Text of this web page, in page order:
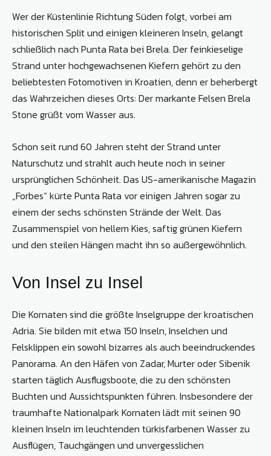
Wer der Küstenlinie Richtung Süden folgt, vorbei am
historischen Split und einigen kleineren Inseln, gelangt
schließlich nach Punta Rata bei Brela. Der feinkieselige
Strand unter hochgewachsenen Kiefern gehört zu den
beliebtesten Fotomotiven in Kroatien, denn er beherbergt
das Wahrzeichen dieses Orts: Der markante Felsen Brela
Stone grüßt vom Wasser aus.
Schon seit rund 60 Jahren steht der Strand unter
Naturschutz und strahlt auch heute noch in seiner
ursprünglichen Schönheit. Das US-amerikanische Magazin
„Forbes“ kürte Punta Rata vor einigen Jahren sogar zu
einem der sechs schönsten Strände der Welt. Das
Zusammenspiel von hellem Kies, saftig grünen Kiefern
und den steilen Hängen macht ihn so außergewöhnlich.
Von Insel zu Insel
Die Kornaten sind die größte Inselgruppe der kroatischen
Adria. Sie bilden mit etwa 150 Inseln, Inselchen und
Felsklippen ein sowohl bizarres als auch beeindruckendes
Panorama. An den Häfen von Zadar, Murter oder Sibenik
starten täglich Ausflugsboote, die zu den schönsten
Buchten und Aussichtspunkten führen. Insbesondere der
traumhafte Nationalpark Kornaten lädt mit seinen 90
kleinen Inseln im leuchtenden türkisfarbenen Wasser zu
Ausflügen, Tauchgängen und unvergesslichen